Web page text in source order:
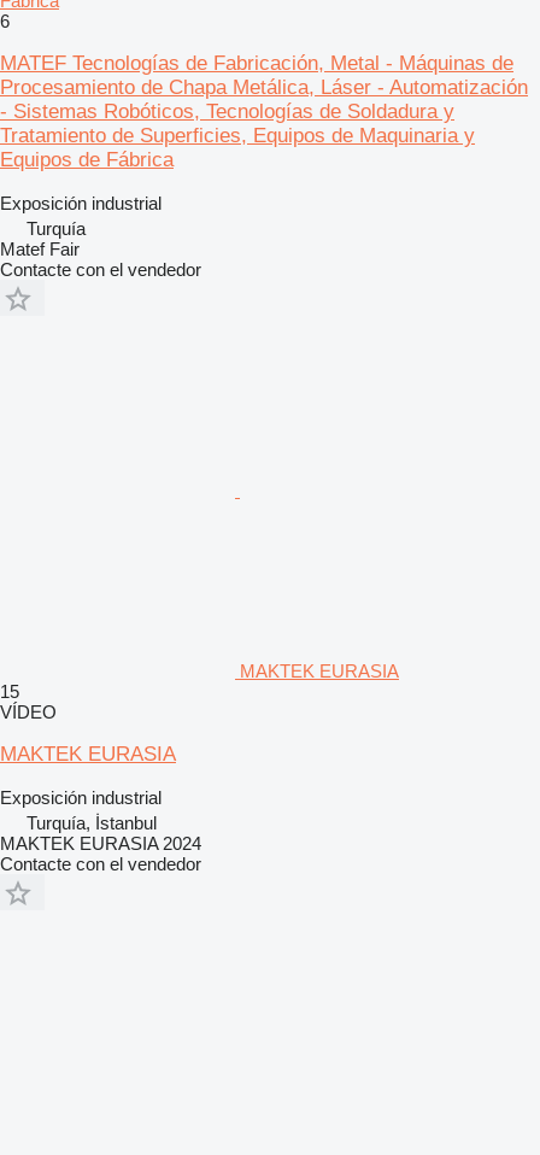
6
MATEF Tecnologías de Fabricación, Metal - Máquinas de
Procesamiento de Chapa Metálica, Láser - Automatización
- Sistemas Robóticos, Tecnologías de Soldadura y
Tratamiento de Superficies, Equipos de Maquinaria y
Equipos de Fábrica
Exposición industrial
Turquía
Matef Fair
Contacte con el vendedor
MAKTEK EURASIA
15
VÍDEO
MAKTEK EURASIA
Exposición industrial
Turquía, İstanbul
MAKTEK EURASIA 2024
Contacte con el vendedor